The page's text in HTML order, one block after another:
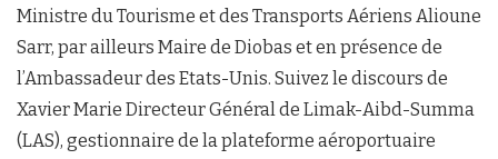
Ministre du Tourisme et des Transports Aériens Alioune
Sarr, par ailleurs Maire de Diobas et en présence de
l’Ambassadeur des Etats-Unis. Suivez le discours de
Xavier Marie Directeur Général de Limak-Aibd-Summa
(LAS), gestionnaire de la plateforme aéroportuaire